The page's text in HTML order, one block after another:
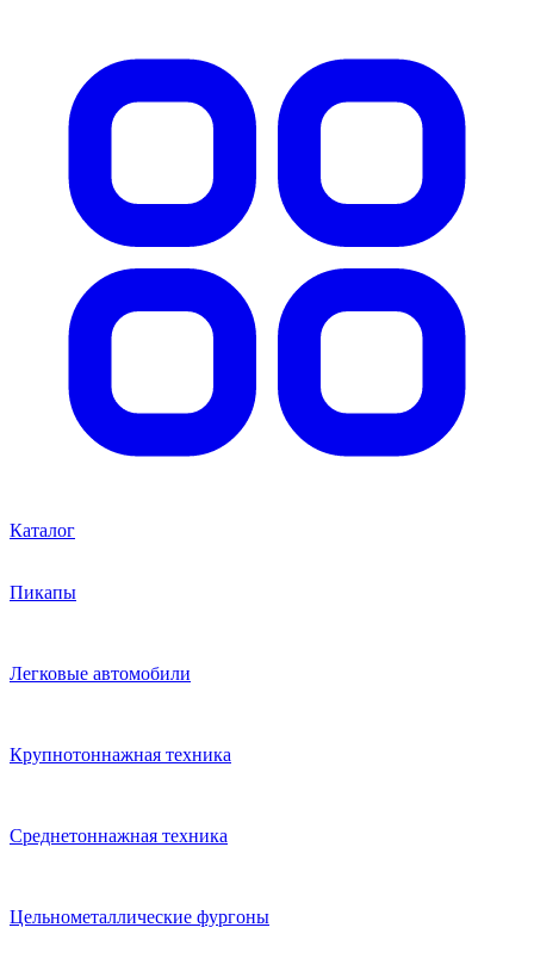
Каталог
Пикапы
Легковые автомобили
Крупнотоннажная техника
Среднетоннажная техника
Цельнометаллические фургоны